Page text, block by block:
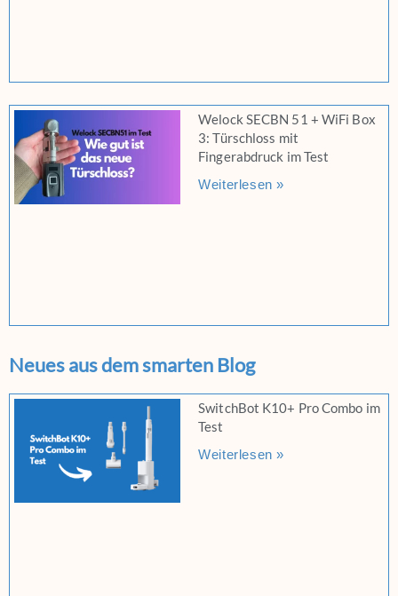
Welock SECBN 51 + WiFi Box
3: Türschloss mit
Fingerabdruck im Test
Weiterlesen »
Neues aus dem smarten Blog
SwitchBot K10+ Pro Combo im
Test
Weiterlesen »